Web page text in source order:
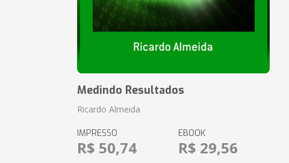
Medindo Resultados
Ricardo Almeida
IMPRESSO
R$ 50,74
EBOOK
R$ 29,56